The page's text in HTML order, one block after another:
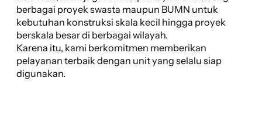
berbagai proyek swasta maupun BUMN untuk
kebutuhan konstruksi skala kecil hingga proyek
berskala besar di berbagai wilayah.
Karena itu, kami berkomitmen memberikan
pelayanan terbaik dengan unit yang selalu siap
digunakan.